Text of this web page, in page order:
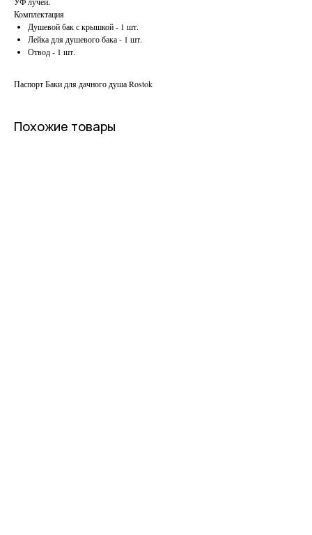
Комплектация
Душевой бак с крышкой - 1 шт.
Лейка для душевого бака - 1 шт.
Отвод - 1 шт.
Паспорт Баки для дачного душа Rostok
Похожие товары